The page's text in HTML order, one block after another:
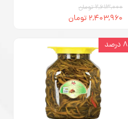
۲,۶۱۳,۰۰۰ تومان
۲,۴۰۳,۹۶۰ تومان
۸ درصد